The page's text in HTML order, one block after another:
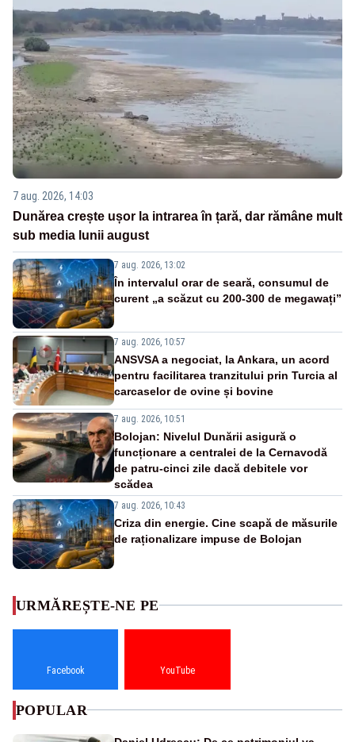
7 aug. 2026, 14:03
Dunărea crește ușor la intrarea în țară, dar rămâne mult
sub media lunii august
7 aug. 2026, 13:02
În intervalul orar de seară, consumul de
curent „a scăzut cu 200-300 de megawați”
7 aug. 2026, 10:57
ANSVSA a negociat, la Ankara, un acord
pentru facilitarea tranzitului prin Turcia al
carcaselor de ovine și bovine
7 aug. 2026, 10:51
Bolojan: Nivelul Dunării asigură o
funcționare a centralei de la Cernavodă
de patru-cinci zile dacă debitele vor
scădea
7 aug. 2026, 10:43
Criza din energie. Cine scapă de măsurile
de raționalizare impuse de Bolojan
URMĂREȘTE-NE PE
Facebook YouTube
POPULAR